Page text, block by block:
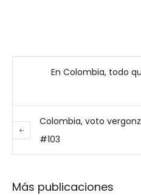
En Colombia, todo
Colombia, voto
#103
Más publicaciones